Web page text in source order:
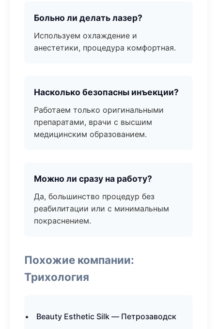
Больно ли делать лазер?
Используем охлаждение и
анестетики, процедура комфортная.
Насколько безопасны инъекции?
Работаем только оригинальными
препаратами, врачи с высшим
медицинским образованием.
Можно ли сразу на работу?
Да, большинство процедур без
реабилитации или с минимальным
покраснением.
Похожие компании:
Трихология
Beauty Esthetic Silk — Петрозаводск